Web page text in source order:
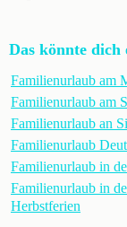
Das könnte dich
Familienurlaub am
Familienurlaub am
Familienurlaub an
Familienurlaub
Familienurlaub in
Familienurlaub in
Herbstferien